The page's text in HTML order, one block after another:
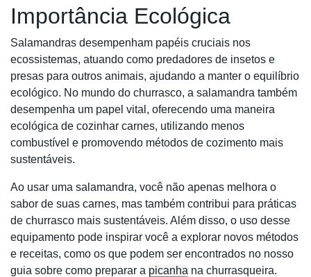
Importância Ecológica
Salamandras desempenham papéis cruciais nos
ecossistemas, atuando como predadores de insetos e
presas para outros animais, ajudando a manter o equilíbrio
ecológico. No mundo do churrasco, a salamandra também
desempenha um papel vital, oferecendo uma maneira
ecológica de cozinhar carnes, utilizando menos
combustível e promovendo métodos de cozimento mais
sustentáveis.
Ao usar uma salamandra, você não apenas melhora o
sabor de suas carnes, mas também contribui para práticas
de churrasco mais sustentáveis. Além disso, o uso desse
equipamento pode inspirar você a explorar novos métodos
e receitas, como os que podem ser encontrados no nosso
guia sobre como preparar a picanha na churrasqueira.